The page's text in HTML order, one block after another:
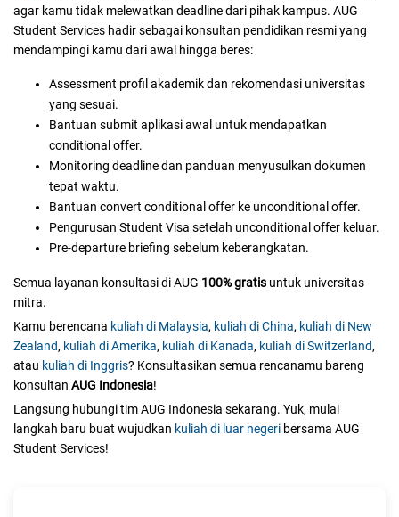
agar kamu tidak melewatkan deadline dari pihak kampus. AUG
Student Services hadir sebagai konsultan pendidikan resmi yang
mendampingi kamu dari awal hingga beres:
Assessment profil akademik dan rekomendasi universitas
yang sesuai.
Bantuan submit aplikasi awal untuk mendapatkan
conditional offer.
Monitoring deadline dan panduan menyusulkan dokumen
tepat waktu.
Bantuan convert conditional offer ke unconditional offer.
Pengurusan Student Visa setelah unconditional offer keluar.
Pre-departure briefing sebelum keberangkatan.
Semua layanan konsultasi di AUG 100% gratis untuk universitas
mitra.
Kamu berencana kuliah di Malaysia, kuliah di China, kuliah di New
Zealand, kuliah di Amerika, kuliah di Kanada, kuliah di Switzerland,
atau kuliah di Inggris? Konsultasikan semua rencanamu bareng
konsultan AUG Indonesia!
Langsung hubungi tim AUG Indonesia sekarang. Yuk, mulai
langkah baru buat wujudkan kuliah di luar negeri bersama AUG
Student Services!